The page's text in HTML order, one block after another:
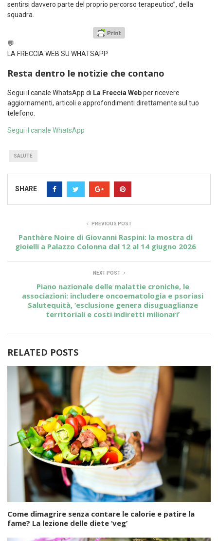
sentirsi davvero parte del proprio percorso terapeutico”, della
squadra.
💬
LA FRECCIA WEB SU WHATSAPP
Resta dentro le notizie che contano
Segui il canale WhatsApp di La Freccia Webper ricevere
aggiornamenti, articoli e approfondimenti direttamente sul tuo
telefono.
Segui il canale WhatsApp
SALUTE
SHARE
PREVIOUS POST
Panthère Noire di Giovanni Raspini: la mostra di
gioielli a Palazzo Colonna dal 12 al 14 giugno 2026
NEXT POST
Piano nazionale delle malattie croniche, le
associazioni: includere oncoematologia e psoriasi
Salutequità, ‘esclusione genera disuguaglianze
territoriali e costi indiretti milionari’
RELATED POSTS
Come dimagrire senza contare le calorie e patire la
fame? La lezione delle diete ‘veg’